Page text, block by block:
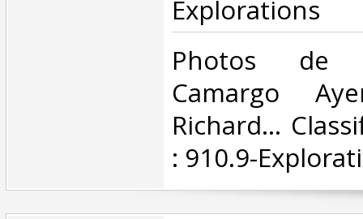
Explorations‎
‎Photos de
Camargo
Richard...
: 910.9-